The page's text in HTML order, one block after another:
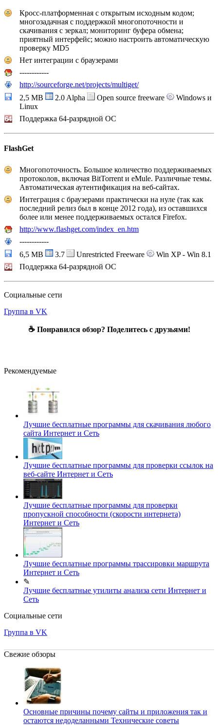
Кросс-платформенная с открытым исходным кодом;
многозадачная с поддержкой многопоточности и
скачивания с зеркал; мониторинг буфера обмена;
приятный интерфейс; можно настроить автоматическую
проверку MD5
Нет интеграции с браузерами
------------
http://sourceforge.net/projects/multiget/
2,5 MB
2.0 Alpha Open source freeware
Windows и
Linux
Поддержка 64-разрядной ОС
FlashGet
Многопоточность. Большое количество поддерживаемых
протоколов, включая BitTorrent и eMule. Различные темы.
Автоматическая аутентификация на веб-сайтах.
Интеграция с браузерами практически на нуле (так как
последний релиз был в конце 2012 года), из оставшихся
более или менее поддерживаемых остался Firefox.
http://www.flashget.com/index_en.htm
------------
6,5 MB
3.7 Unrestricted Freeware
Win XP - Win 8.1
Поддержка 64-разрядной ОС
Социальные сети
Группа в VK
☕ Понравился обзор? Поделитесь с друзьями!
Рекомендуемые
Лучшие бесплатные программы для скачивания любого
сайта Интернет и Сеть
Лучшие бесплатные программы для проверки ссылок на
веб-сайте Интернет и Сеть
Лучшие бесплатные программы для проверки
пропускной способности (скорости интернета)
Интернет и Сеть
Лучшие бесплатные программы трассировки маршрута
Интернет и Сеть
✎
Лучшие бесплатные утилиты анализа сети Интернет и
Сеть
Социальные сети
Группа в VK
Свежие обзоры
Основные причины почему сайты и приложения так и
остаются недоделанными Технические советы